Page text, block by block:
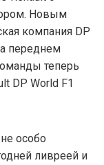
Новым
компания DP
переднем
теперь
DP World F1
особо
ливреей и